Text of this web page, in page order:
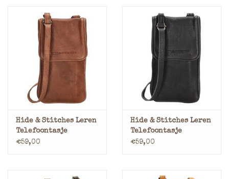
Hide & Stitches Leren
Telefoontasje
Portemonnee Cognac
€59,00
Hide & Stitches Leren
Telefoontasje
Portemonnee Zwart
€59,00